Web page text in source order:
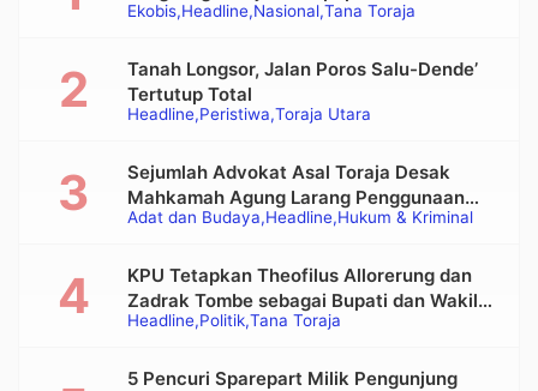
Ekobis Headline Nasional Tana Toraja
Headline Peristiwa Toraja Utara
Tanah Longsor, Jalan Poros Salu-Dende’
Tertutup Total
Adat dan Budaya Headline Hukum & Kriminal
Sejumlah Advokat Asal Toraja Desak
Mahkamah Agung Larang Penggunaan
Alat Berat pada Eksekusi Rumah Adat
Headline Politik Tana Toraja
KPU Tetapkan Theofilus Allorerung dan
Zadrak Tombe sebagai Bupati dan Wakil
Bupati Tana Toraja Terpilih
5 Pencuri Sparepart Milik Pengunjung